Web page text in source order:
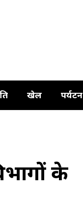
खेल पर्यटन
के